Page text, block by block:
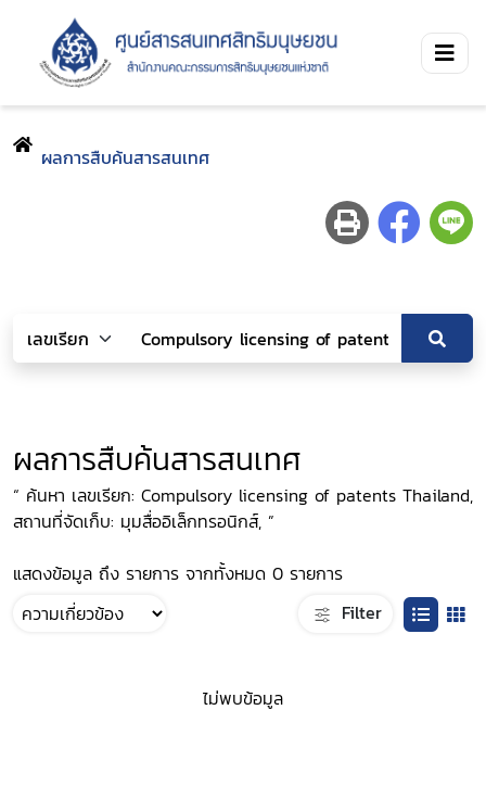
ผลการสืบค้นสารสนเทศ
ผลการสืบค้นสารสนเทศ
“ ค้นหา เลขเรียก: Compulsory licensing of patents Thailand,
สถานที่จัดเก็บ: มุมสื่ออิเล็กทรอนิกส์, ”
แสดงข้อมูล ถึง รายการ จากทั้งหมด 0 รายการ
Filter
ไม่พบข้อมูล